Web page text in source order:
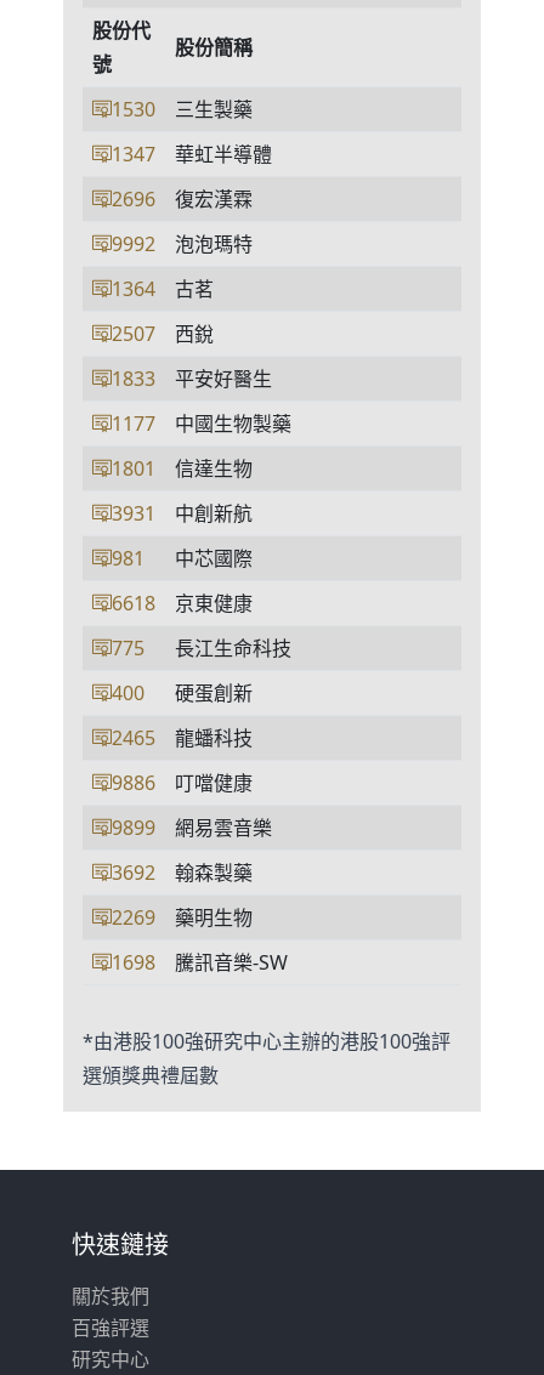
股份代
號
股份簡稱
1530
三生製藥
1347
華虹半導體
2696
復宏漢霖
9992
泡泡瑪特
1364
古茗
2507
西銳
1833
平安好醫生
1177
中國生物製藥
1801
信達生物
3931
中創新航
981
中芯國際
6618
京東健康
775
長江生命科技
400
硬蛋創新
2465
龍蟠科技
9886
叮噹健康
9899
網易雲音樂
3692
翰森製藥
2269
藥明生物
1698
騰訊音樂-SW
*由港股100強研究中心主辦的港股100強評
選頒獎典禮屆數
快速鏈接
關於我們
百強評選
研究中心